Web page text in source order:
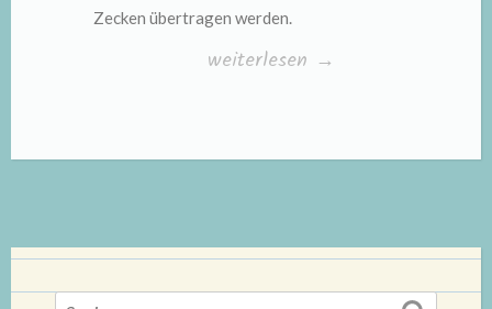
Zecken übertragen werden.
„Tipps
im
weiterlesen →
Suchen